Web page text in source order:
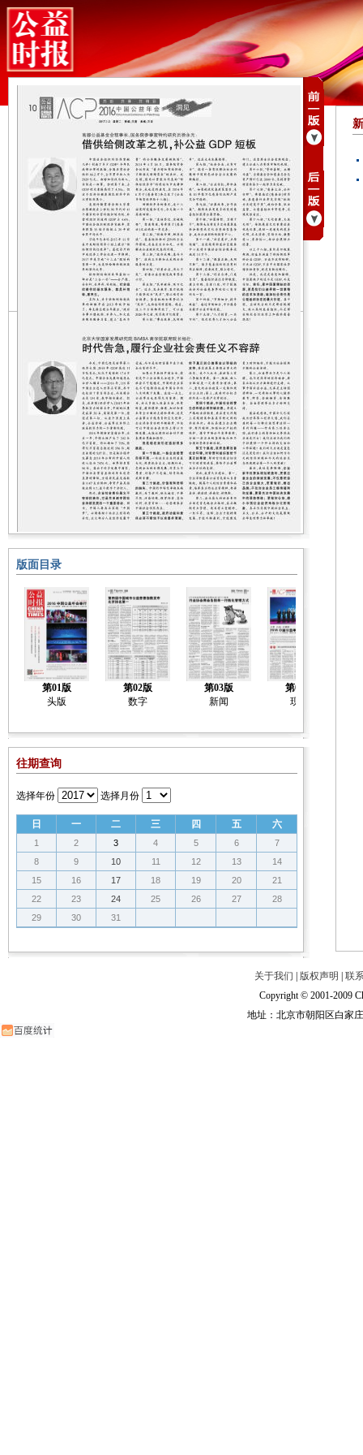
版面目录
第01版
头版
第02版
数字
第03版
新闻
第04版
现场
往期查询
选择年份 选择月份
日 一 二 三 四 五 六
1 2 3 4 5 6
7
8
9 10 11 12 13
14
15
16 17 18 19 20
21
22
23 24 25 26 27
28
29
30 31
关于我们 版权声明
联
Copyright © 2001-2009
地址：北京市朝阳区白家